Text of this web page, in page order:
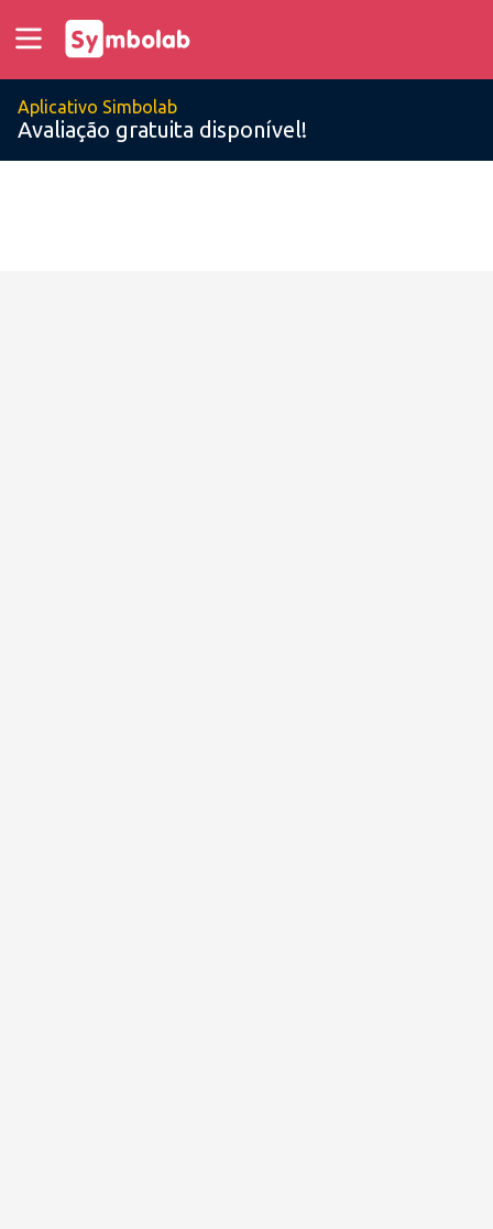
Aplicativo Simbolab
Avaliação gratuita disponível!